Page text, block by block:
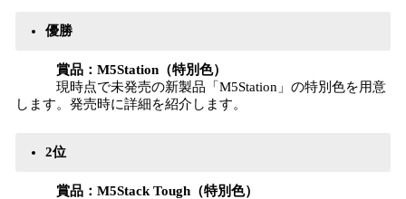
優勝
賞品：M5Station（特別色）
現時点で未発売の新製品「M5Station」の特別色を用意
します。発売時に詳細を紹介します。
2位
賞品：M5Stack Tough（特別色）